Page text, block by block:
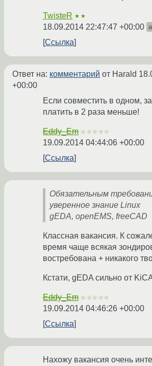
TwisteR ★★
18.09.2014 22:47:47 +00:00
Ссылка
Ответ на: комментарий от Harald
+00:00
Если совместить в одном,
платить в 2 раза меньше!
Eddy_Em ☆☆☆☆☆
19.09.2014 04:44:06 +00:00
Ссылка
Обязательным
уверенное знание Linux
gEDA, openEMS, freeCAD
Классная вакансия. К
время чаще всякая
востребована + никакого
Кстати, gEDA сильно от
Eddy_Em ☆☆☆☆☆
19.09.2014 04:46:26 +00:00
Ссылка
Нахожу вакансия очень